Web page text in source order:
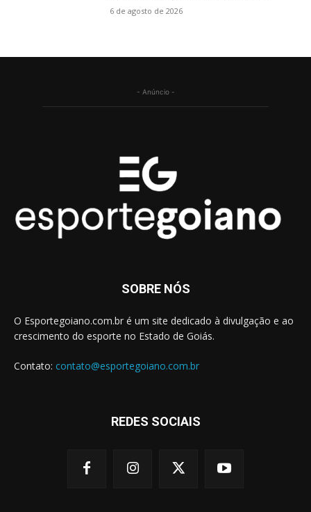
6 de agosto de 2026
- Anúncio -
SOBRE NÓS
O Esportegoiano.com.br é um site dedicado à divulgação e ao
crescimento do esporte no Estado de Goiás.
Contato: contato@esportegoiano.com.br
REDES SOCIAIS